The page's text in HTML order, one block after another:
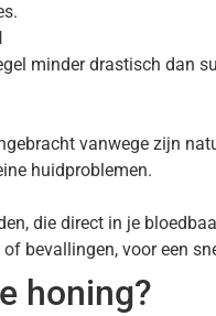
minder drastisch dan
vanwege zijn
huidproblemen.
die direct in je
bevallingen, voor een
honing?